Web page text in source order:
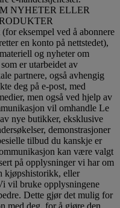
NYHETER ELLER
eksempel ved å abonnere
en konto på nettstedet),
og nyheter om
er utarbeidet av
partnere, også avhengig
deg på e-post, med
men også ved hjelp av
vil omhandle Le
nye butikker, eksklusive
demonstrasjoner
tilbud du kanskje er
kan være valgt
på opplysninger vi har om
kjøpshistorikk, eller
vil bruke opplysningene
Dette gjør det mulig for
med deg, for å gjøre den